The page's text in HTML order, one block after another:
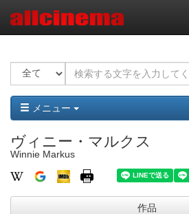
メニュー
ヴィニー・マルクス
Winnie Markus
作品